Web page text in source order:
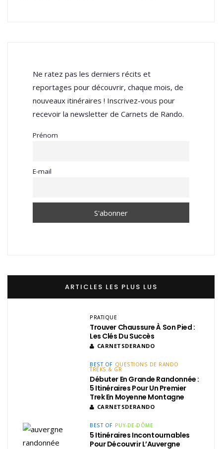
Ne ratez pas les derniers récits et
reportages pour découvrir, chaque mois, de
nouveaux itinéraires ! Inscrivez-vous pour
recevoir la newsletter de Carnets de Rando.
Prénom
E-mail
ARTICLES LES PLUS LUS
PRATIQUE
Trouver Chaussure À Son Pied :
Les Clés Du Succès
CARNETSDERANDO
BEST OF QUESTIONS DE RANDO
TREKS & GR
Débuter En Grande Randonnée :
5 Itinéraires Pour Un Premier
Trek En Moyenne Montagne
CARNETSDERANDO
BEST OF PUY-DE-DÔME
5 Itinéraires Incontournables
Pour Découvrir L’Auvergne